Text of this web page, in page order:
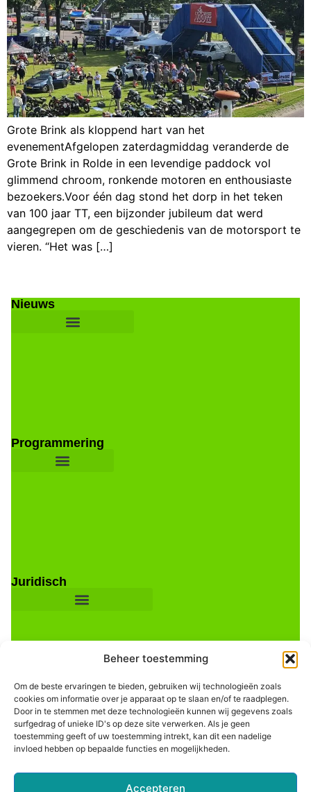
Beheer toestemming
Om de beste ervaringen te bieden, gebruiken wij technologieën zoals
cookies om informatie over je apparaat op te slaan en/of te raadplegen.
Door in te stemmen met deze technologieën kunnen wij gegevens zoals
surfgedrag of unieke ID's op deze site verwerken. Als je geen
toestemming geeft of uw toestemming intrekt, kan dit een nadelige
invloed hebben op bepaalde functies en mogelijkheden.
Accepteren
Grote Brink als kloppend hart van het
evenementAfgelopen zaterdagmiddag veranderde de
Grote Brink in Rolde in een levendige paddock vol
glimmend chroom, ronkende motoren en enthousiaste
bezoekers.Voor één dag stond het dorp in het teken
van 100 jaar TT, een bijzonder jubileum dat werd
aangegrepen om de geschiedenis van de motorsport te
vieren. “Het was […]
Nieuws
Programmering
Juridisch
Informatie